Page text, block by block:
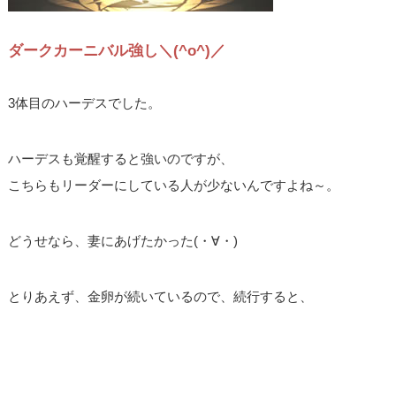
ダークカーニバル強し＼(^o^)／
3体目のハーデスでした。
ハーデスも覚醒すると強いのですが、
こちらもリーダーにしている人が少ないんですよね～。
どうせなら、妻にあげたかった(・∀・)
とりあえず、金卵が続いているので、続行すると、